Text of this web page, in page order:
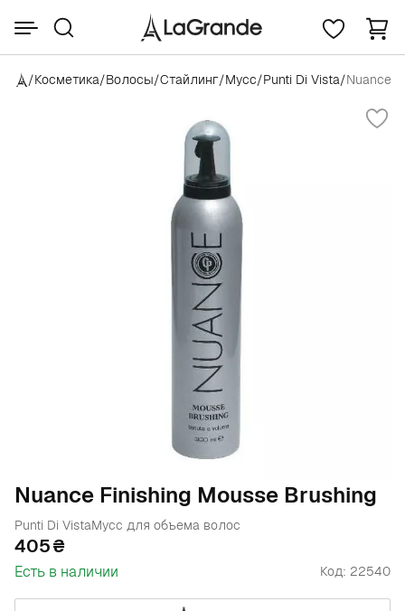
/Косметика/Волосы/Стайлинг/Мусс/Punti Di Vista/Nuance
Nuance Finishing Mousse Brushing
Punti Di VistaМусс для объема волос
405
Есть в наличии Код: 22540